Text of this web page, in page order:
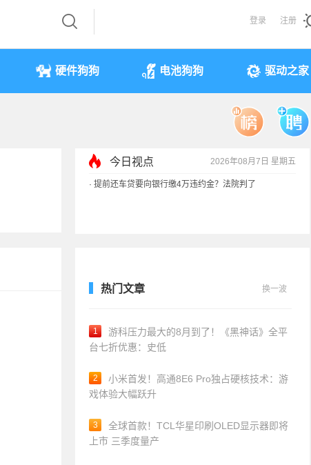
登录 注册
硬件狗狗 电池狗狗 驱动之家
今日视点 2026年08月7日 星期五
· 提前还车贷要向银行缴4万违约金？法院判了
热门文章 换一波
1
游科压力最大的8月到了！《黑神话》全平
台七折优惠：史低
2
小米首发！高通8E6 Pro独占硬核技术：游
戏体验大幅跃升
3
全球首款！TCL华星印刷OLED显示器即将
上市 三季度量产